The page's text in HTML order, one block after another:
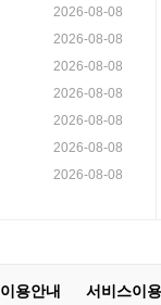
2026-08-08
2026-08-08
2026-08-08
2026-08-08
2026-08-08
2026-08-08
2026-08-08
이용안내 서비스이